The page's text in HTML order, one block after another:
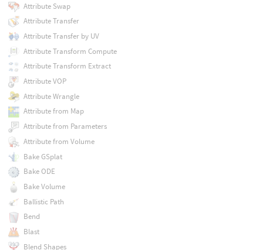
Attribute Swap
Attribute Transfer
Attribute Transfer by UV
Attribute Transform Compute
Attribute Transform Extract
Attribute VOP
Attribute Wrangle
Attribute from Map
Attribute from Parameters
Attribute from Volume
Bake GSplat
Bake ODE
Bake Volume
Ballistic Path
Bend
Blast
Blend Shapes